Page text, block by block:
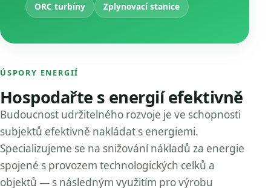
ORC turbíny
Zplynovací stanice
ÚSPORY ENERGIÍ
Hospodařte s energií efektivně
Budoucnost udržitelného rozvoje je ve schopnosti
subjektů efektivně nakládat s energiemi.
Specializujeme se na snižování nákladů za energie
spojené s provozem technologických celků a
objektů — s následným využitím pro výrobu